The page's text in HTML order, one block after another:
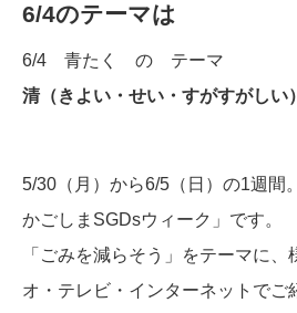
6/4のテーマは
6/4 青たく の テーマ
清（きよい・せい・すがすがしい）
5/30（月）から6/5（日）の1週間
かごしまSGDsウィーク」です。
「ごみを減らそう」をテーマに
オ・テレビ・インターネットでご